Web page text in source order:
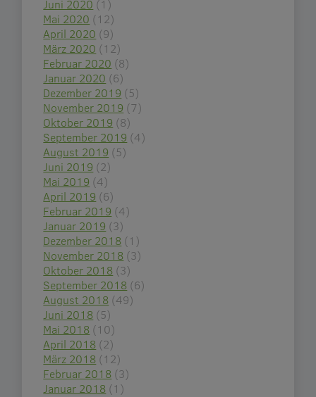
Juni 2020 (1)
Mai 2020 (12)
April 2020 (9)
März 2020 (12)
Februar 2020 (8)
Januar 2020 (6)
Dezember 2019 (5)
November 2019 (7)
Oktober 2019 (8)
September 2019 (4)
August 2019 (5)
Juni 2019 (2)
Mai 2019 (4)
April 2019 (6)
Februar 2019 (4)
Januar 2019 (3)
Dezember 2018 (1)
November 2018 (3)
Oktober 2018 (3)
September 2018 (6)
August 2018 (49)
Juni 2018 (5)
Mai 2018 (10)
April 2018 (2)
März 2018 (12)
Februar 2018 (3)
Januar 2018 (1)